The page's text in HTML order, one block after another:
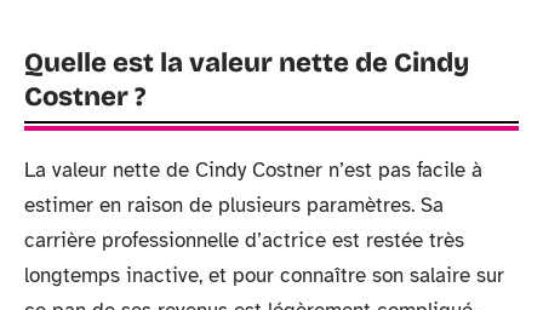
Quelle est la valeur nette de Cindy
Costner ?
La valeur nette de Cindy Costner n’est pas facile à
estimer en raison de plusieurs paramètres. Sa
carrière professionnelle d’actrice est restée très
longtemps inactive, et pour connaître son salaire sur